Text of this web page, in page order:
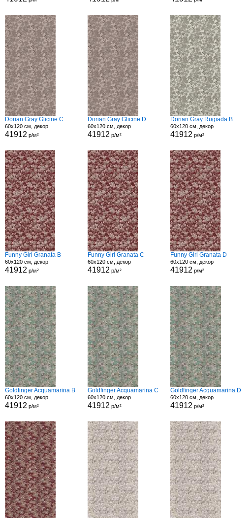
Dorian Gray Glicine C
60x120 см, декор
41912 р/м²
Dorian Gray Glicine D
60x120 см, декор
41912 р/м²
Dorian Gray Rugiada B
60x120 см, декор
41912 р/м²
Funny Girl Granata B
60x120 см, декор
41912 р/м²
Funny Girl Granata C
60x120 см, декор
41912 р/м²
Funny Girl Granata D
60x120 см, декор
41912 р/м²
Goldfinger Acquamarina B
60x120 см, декор
41912 р/м²
Goldfinger Acquamarina C
60x120 см, декор
41912 р/м²
Goldfinger Acquamarina D
60x120 см, декор
41912 р/м²